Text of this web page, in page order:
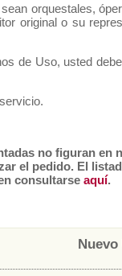
orquestales,
original o su
de Uso, usted
no figuran en
el pedido. El
consultarse aquí.